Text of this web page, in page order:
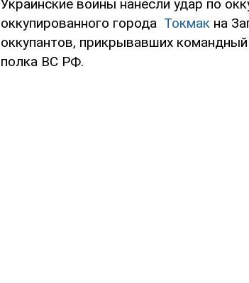
Украинские воины нанесли удар по
оккупированного города Токмак на
оккупантов, прикрывавших
полка ВС РФ.